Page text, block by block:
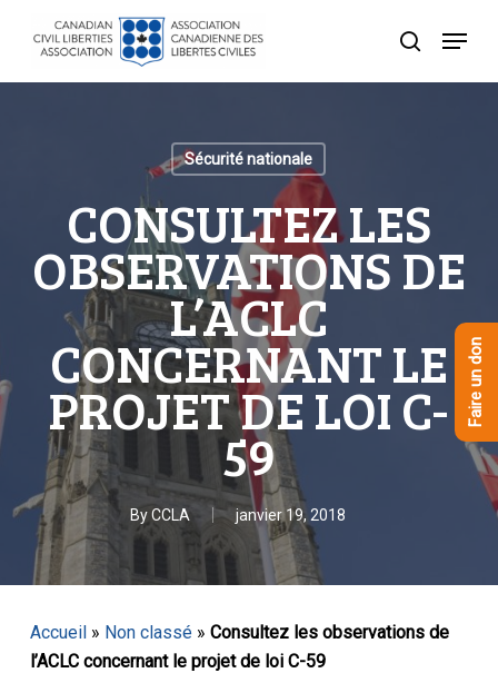
recherche
Menu
Sécurité nationale
CONSULTEZ LES
OBSERVATIONS DE
L’ACLC
CONCERNANT LE
PROJET DE LOI C-
59
ByCCLA janvier 19, 2018
Accueil» Non classé» Consultez les observations de
l’ACLC concernant le projet de loi C-59
Faire un don